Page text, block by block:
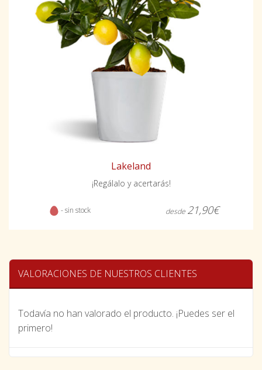
Lakeland
¡Regálalo y acertarás!
- sin stock desde 21,90€
VALORACIONES DE NUESTROS CLIENTES
Todavía no han valorado el producto. ¡Puedes ser el
primero!